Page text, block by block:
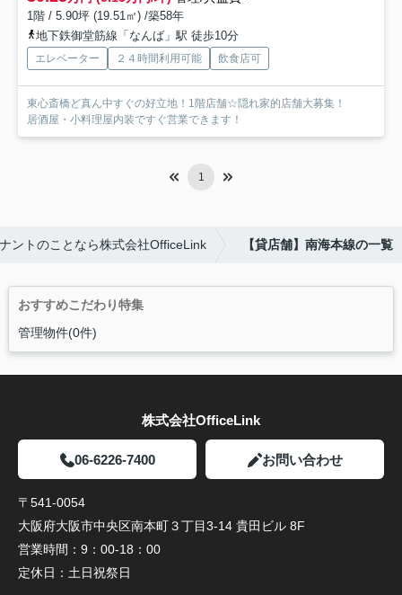
1階 / 5.90坪 (19.51㎡) /築58年
地下鉄御堂筋線「なんば」駅 徒歩10分
エレベーター ２４時間利用可能 飲食店可
東心斎橋ど真ん中すぐの好立地！1階店舗☆隠れ家的店舗大募集！
居酒屋・小料理屋内装ですぐ営業できます！
1
ントのことなら株式会社OfficeLink 【貸店舗】南海本線の一覧
おすすめこだわり特集
管理物件(0件)
株式会社OfficeLink
06-6226-7400 お問い合わせ
〒541-0054
大阪府大阪市中央区南本町３丁目3-14 貴田ビル 8F
営業時間： 9：00-18：00
定休日： 土日祝祭日